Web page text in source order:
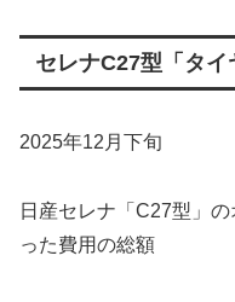
セレナC27型「タイ
2025年12月下旬
日産セレナ「C27型」
った費用の総額